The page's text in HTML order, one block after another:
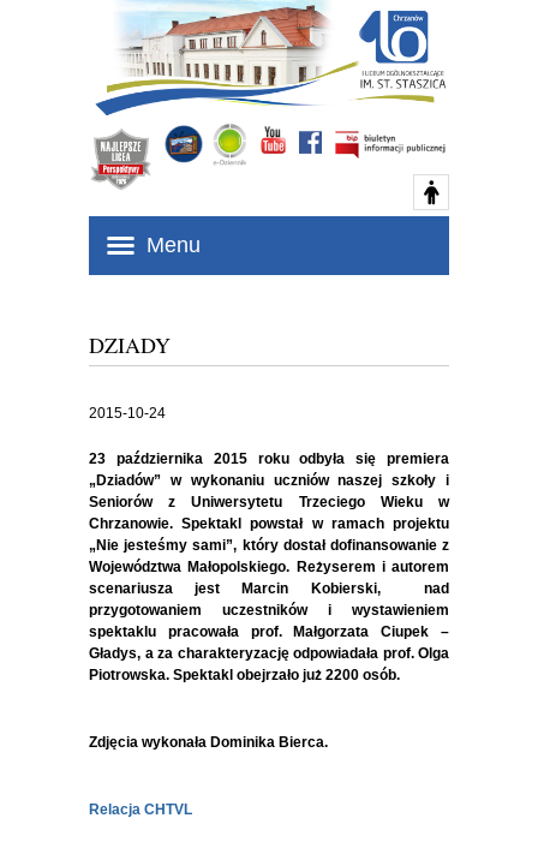
Menu
DZIADY
2015-10-24
23 października 2015 roku odbyła się premiera
„Dziadów” w wykonaniu uczniów naszej szkoły i
Seniorów z Uniwersytetu Trzeciego Wieku w
Chrzanowie. Spektakl powstał w ramach projektu
„Nie jesteśmy sami”, który dostał dofinansowanie z
Województwa Małopolskiego. Reżyserem i autorem
scenariusza jest Marcin Kobierski, nad
przygotowaniem uczestników i wystawieniem
spektaklu pracowała prof. Małgorzata Ciupek –
Gładys, a za charakteryzację odpowiadała prof. Olga
Piotrowska. Spektakl obejrzało już 2200 osób.
Zdjęcia wykonała Dominika Bierca.
Relacja CHTVL